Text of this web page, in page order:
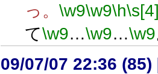
っ。 \w9\w9\h
て\w9…\w9…\w9
09/07/07 22:36 (85)